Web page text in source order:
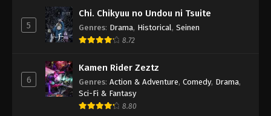
5
Chi. Chikyuu no Undou ni Tsuite
Genres: Drama, Historical, Seinen
8.72
6
Kamen Rider Zeztz
Genres: Action & Adventure, Comedy, Drama,
Sci-Fi & Fantasy
8.80